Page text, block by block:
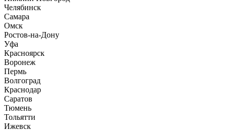
Челябинск
Самара
Омск
Ростов-на-Дону
Уфа
Красноярск
Воронеж
Пермь
Волгоград
Краснодар
Саратов
Тюмень
Тольятти
Ижевск